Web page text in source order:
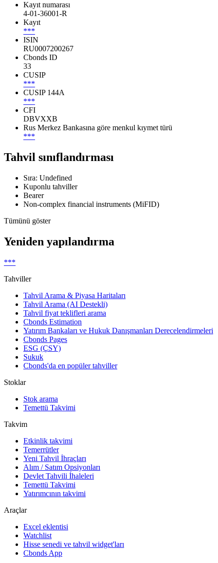
Kayıt numarası
4-01-36001-R
Kayıt
***
ISIN
RU0007200267
Cbonds ID
33
CUSIP
***
CUSIP 144A
***
CFI
DBVXXB
Rus Merkez Bankasına göre menkul kıymet türü
***
Tahvil sınıflandırması
Sıra: Undefined
Kuponlu tahviller
Bearer
Non-complex financial instruments (MiFID)
Tümünü göster
Yeniden yapılandırma
***
Tahviller
Tahvil Arama & Piyasa Haritaları
Tahvil Arama (AI Destekli)
Tahvil fiyat teklifleri arama
Cbonds Estimation
Yatırım Bankaları ve Hukuk Danışmanları Derecelendirmeleri
Cbonds Pages
ESG (ÇSY)
Sukuk
Cbonds'da en popüler tahviller
Stoklar
Stok arama
Temettü Takvimi
Takvim
Etkinlik takvimi
Temerrütler
Yeni Tahvil İhraçları
Alım / Satım Opsiyonları
Devlet Tahvili İhaleleri
Temettü Takvimi
Yatırımcının takvimi
Araçlar
Excel eklentisi
Watchlist
Hisse senedi ve tahvil widget'ları
Cbonds App